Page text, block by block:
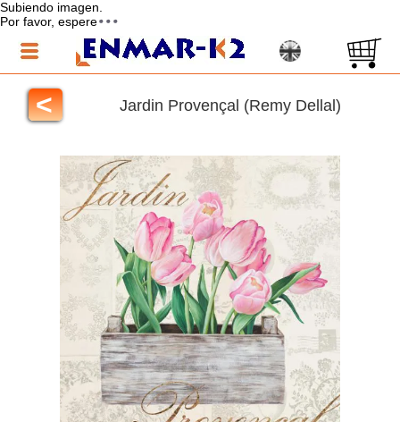
Subiendo imagen.
Por favor, espere
< Jardin Provençal (Remy Dellal)